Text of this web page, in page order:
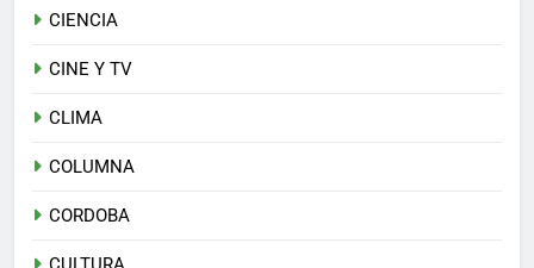
CIENCIA
CINE Y TV
CLIMA
COLUMNA
CORDOBA